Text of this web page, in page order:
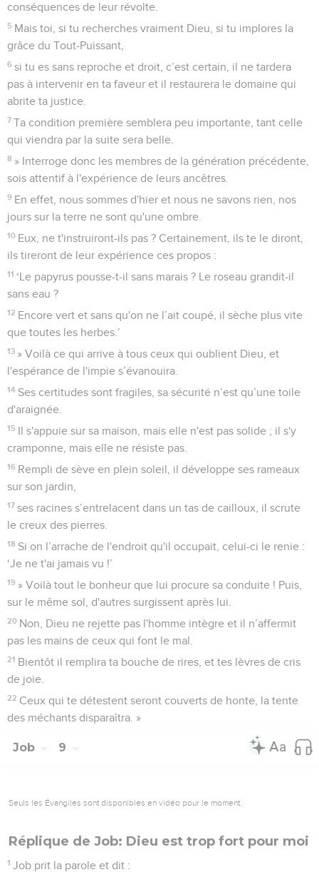
conséquences de leur révolte.
5 Mais toi, si tu recherches vraiment Dieu, si tu implores la
grâce du Tout-Puissant,
6 si tu es sans reproche et droit, c’est certain, il ne tardera
pas à intervenir en ta faveur et il restaurera le domaine qui
abrite ta justice.
7 Ta condition première semblera peu importante, tant celle
qui viendra par la suite sera belle.
8 » Interroge donc les membres de la génération précédente,
sois attentif à l'expérience de leurs ancêtres.
9 En effet, nous sommes d'hier et nous ne savons rien, nos
jours sur la terre ne sont qu'une ombre.
10 Eux, ne t'instruiront-ils pas ? Certainement, ils te le diront,
ils tireront de leur expérience ces propos :
11 ‘Le papyrus pousse-t-il sans marais ? Le roseau grandit-il
sans eau ?
12 Encore vert et sans qu'on ne l’ait coupé, il sèche plus vite
que toutes les herbes.’
13 » Voilà ce qui arrive à tous ceux qui oublient Dieu, et
l'espérance de l'impie s’évanouira.
14 Ses certitudes sont fragiles, sa sécurité n’est qu’une toile
d'araignée.
15 Il s'appuie sur sa maison, mais elle n'est pas solide ; il s'y
cramponne, mais elle ne résiste pas.
16 Rempli de sève en plein soleil, il développe ses rameaux
sur son jardin,
17 ses racines s’entrelacent dans un tas de cailloux, il scrute
le creux des pierres.
18 Si on l’arrache de l'endroit qu'il occupait, celui-ci le renie :
‘Je ne t'ai jamais vu !’
19 » Voilà tout le bonheur que lui procure sa conduite ! Puis,
sur le même sol, d'autres surgissent après lui.
20 Non, Dieu ne rejette pas l'homme intègre et il n’affermit
pas les mains de ceux qui font le mal.
21 Bientôt il remplira ta bouche de rires, et tes lèvres de cris
de joie.
22 Ceux qui te détestent seront couverts de honte, la tente
des méchants disparaîtra. »
Job 9
Seuls les Évangiles sont disponibles en vidéo pour le moment.
Réplique de Job: Dieu est trop fort pour moi
1 Job prit la parole et dit :